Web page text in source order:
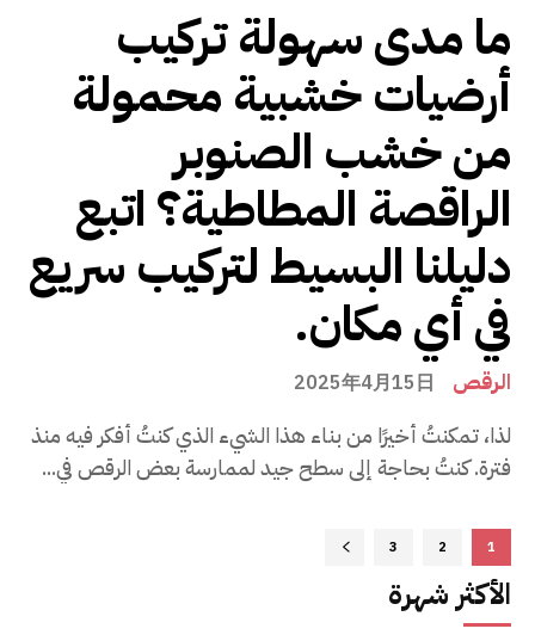
ما مدى سهولة تركيب
أرضيات خشبية محمولة
من خشب الصنوبر
الراقصة المطاطية؟ اتبع
دليلنا البسيط لتركيب سريع
في أي مكان.
الرقص 2025年4月15日
لذا، تمكنتُ أخيرًا من بناء هذا الشيء الذي كنتُ أفكر فيه منذ
فترة. كنتُ بحاجة إلى سطح جيد لممارسة بعض الرقص في...
1
2
3
الأكثر شهرة